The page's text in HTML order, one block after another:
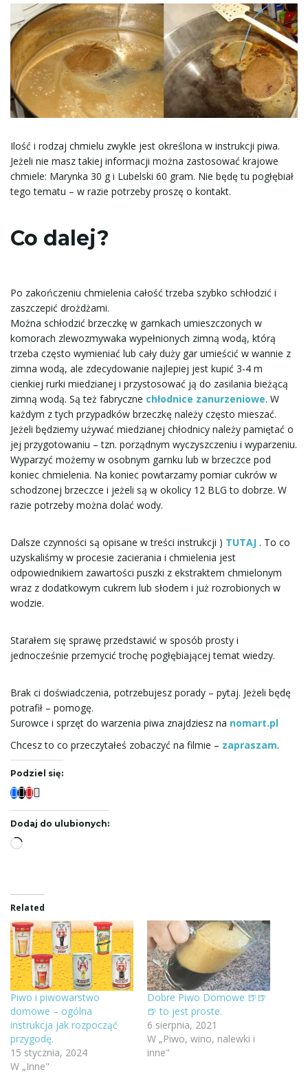
Ilość i rodzaj chmielu zwykle jest określona w instrukcji piwa.
Jeżeli nie masz takiej informacji można zastosować krajowe
chmiele: Marynka 30 g i Lubelski 60 gram. Nie będę tu pogłębiał
tego tematu – w razie potrzeby proszę o kontakt.
Co dalej?
Po zakończeniu chmielenia całość trzeba szybko schłodzić i
zaszczepić drożdżami.
Można schłodzić brzeczkę w garnkach umieszczonych w
komorach zlewozmywaka wypełnionych zimną wodą, którą
trzeba często wymieniać lub cały duży gar umieścić w wannie z
zimna wodą, ale zdecydowanie najlepiej jest kupić 3-4 m
cienkiej rurki miedzianej i przystosować ją do zasilania bieżącą
zimną wodą. Są też fabryczne chłodnice zanurzeniowe. W
każdym z tych przypadków brzeczkę należy często mieszać.
Jeżeli będziemy używać miedzianej chłodnicy należy pamiętać o
jej przygotowaniu – tzn. porządnym wyczyszczeniu i wyparzeniu.
Wyparzyć możemy w osobnym garnku lub w brzeczce pod
koniec chmielenia. Na koniec powtarzamy pomiar cukrów w
schodzonej brzeczce i jeżeli są w okolicy 12 BLG to dobrze. W
razie potrzeby można dolać wody.
Dalsze czynności są opisane w treści instrukcji ) TUTAJ . To co
uzyskaliśmy w procesie zacierania i chmielenia jest
odpowiednikiem zawartości puszki z ekstraktem chmielonym
wraz z dodatkowym cukrem lub słodem i już rozrobionych w
wodzie.
Starałem się sprawę przedstawić w sposób prosty i
jednocześnie przemycić trochę pogłębiającej temat wiedzy.
Brak ci doświadczenia, potrzebujesz porady – pytaj. Jeżeli będę
potrafił – pomogę.
Surowce i sprzęt do warzenia piwa znajdziesz na nomart.pl
Chcesz to co przeczytałeś zobaczyć na filmie – zapraszam.
Podziel się:
Dodaj do ulubionych:
Wczytywanie…
Related
Piwo i piwowarstwo
domowe – ogólna
instrukcja jak rozpocząć
przygodę.
15 stycznia, 2024
W „Inne"
Dobre Piwo Domowe 🍺🍺
🍺 to jest proste.
6 sierpnia, 2021
W „Piwo, wino, nalewki i
inne"